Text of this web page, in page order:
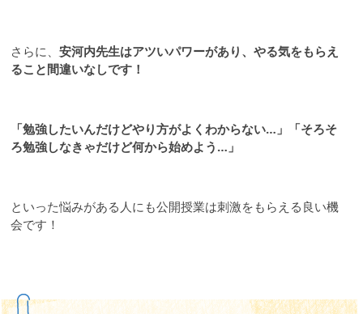
さらに、安河内先生はアツいパワーがあり、やる気をもらえ
ること間違いなしです！
「勉強したいんだけどやり方がよくわからない…」
「そろそ
ろ勉強しなきゃだけど何から始めよう…」
といった悩みがある人にも公開授業は刺激をもらえる良い機
会です！